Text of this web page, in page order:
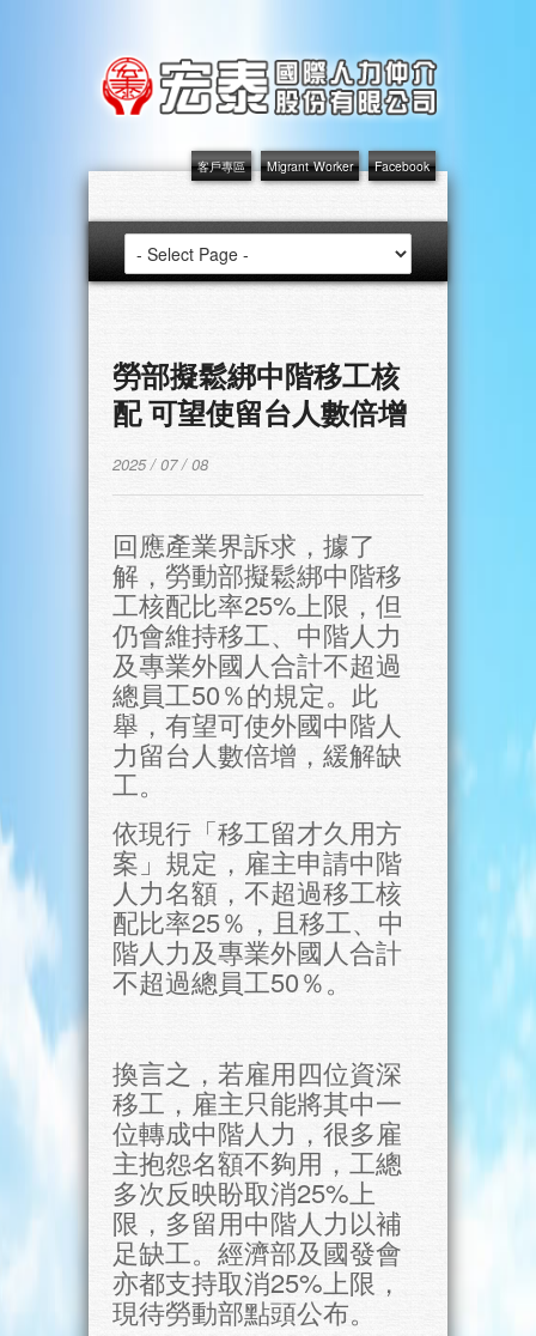
客戶專區 Migrant Worker Facebook
勞部擬鬆綁中階移工核
配 可望使留台人數倍增
2025 / 07 / 08
回應產業界訴求，據了
解，勞動部擬鬆綁中階移
工核配比率25%上限，但
仍會維持移工、中階人力
及專業外國人合計不超過
總員工50％的規定。此
舉，有望可使外國中階人
力留台人數倍增，緩解缺
工。
依現行「移工留才久用方
案」規定，雇主申請中階
人力名額，不超過移工核
配比率25％，且移工、中
階人力及專業外國人合計
不超過總員工50％。
換言之，若雇用四位資深
移工，雇主只能將其中一
位轉成中階人力，很多雇
主抱怨名額不夠用，工總
多次反映盼取消25%上
限，多留用中階人力以補
足缺工。經濟部及國發會
亦都支持取消25%上限，
現待勞動部點頭公布。